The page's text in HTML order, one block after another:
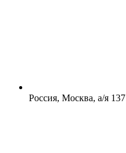
Россия, Москва, а/я 137